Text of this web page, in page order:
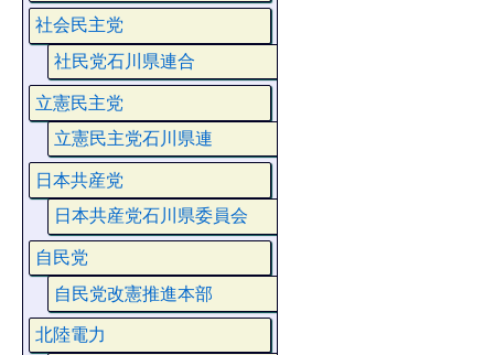
社会民主党
社民党石川県連合
立憲民主党
立憲民主党石川県連
日本共産党
日本共産党石川県委員会
自民党
自民党改憲推進本部
北陸電力